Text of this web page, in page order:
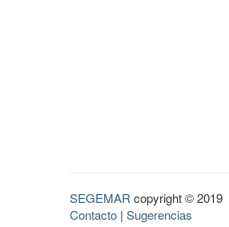
SEGEMAR copyright © 2019
Contacto | Sugerencias